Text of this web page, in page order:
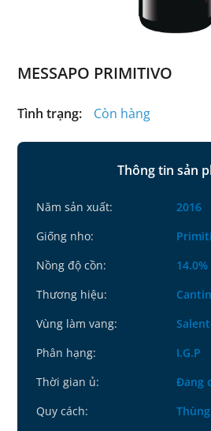
MESSAPO PRIMITIVO
Tình trạng: Còn hàng
Thông tin sản
Năm sản xuất:
2016
Giống nho:
Nồng độ cồn:
14.0%
Thương hiệu:
Vùng làm vang:
Phân hạng:
I.G.P
Thời gian ủ:
Đang
Quy cách: